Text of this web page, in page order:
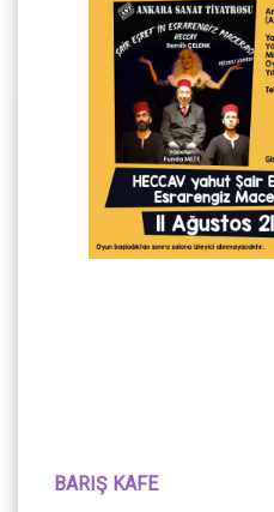
BARIŞ KAFE